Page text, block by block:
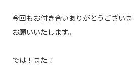
今回もお付き合いありがとうござい
お願いいたします。
では！また！